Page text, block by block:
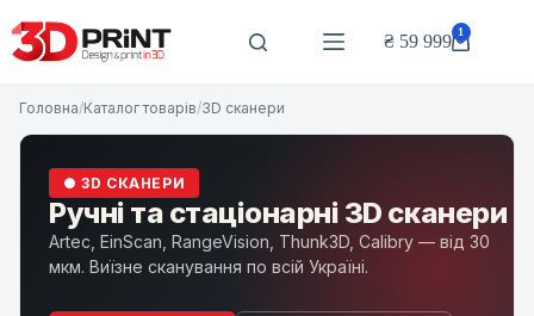
до
вмісту
Кошик
₴ 59 999 1
Головна/Каталог товарів/3D сканери
● 3D СКАНЕРИ
Ручні та стаціонарні 3D сканери
Artec, EinScan, RangeVision, Thunk3D, Calibry — від 30
мкм. Виїзне сканування по всій Україні.